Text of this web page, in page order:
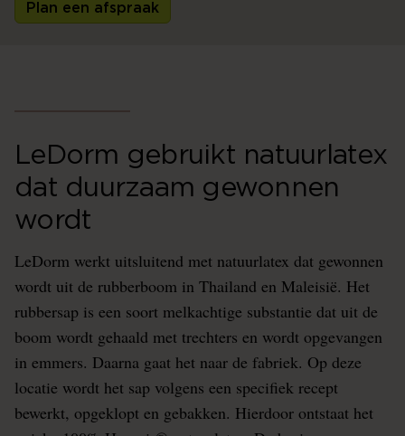
Plan een afspraak
LeDorm gebruikt natuurlatex
dat duurzaam gewonnen
wordt
LeDorm werkt uitsluitend met natuurlatex dat gewonnen
wordt uit de rubberboom in Thailand en Maleisië. Het
rubbersap is een soort melkachtige substantie dat uit de
boom wordt gehaald met trechters en wordt opgevangen
in emmers. Daarna gaat het naar de fabriek. Op deze
locatie wordt het sap volgens een specifiek recept
bewerkt, opgeklopt en gebakken. Hierdoor ontstaat het